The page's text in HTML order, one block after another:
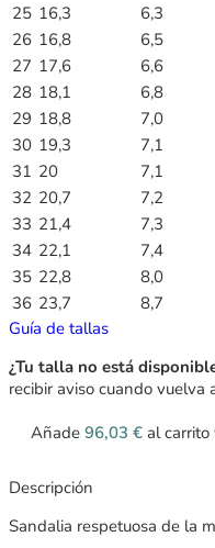
25 16,3
6,3
26 16,8
6,5
27 17,6
6,6
28 18,1
6,8
29 18,8
7,0
30 19,3
7,1
31 20
7,1
32 20,7
7,2
33 21,4
7,3
34 22,1
7,4
35 22,8
8,0
36 23,7
8,7
Guía de tallas
¿Tu talla no está
recibir aviso cuando vuelva
Añade 96,03 € al carrito
Descripción
Sandalia respetuosa de la